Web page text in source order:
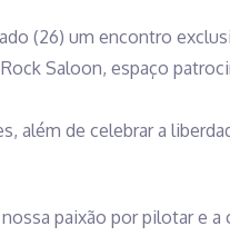
(26) um encontro
Saloon, espaço
além de celebrar a
paixão por pilotar e